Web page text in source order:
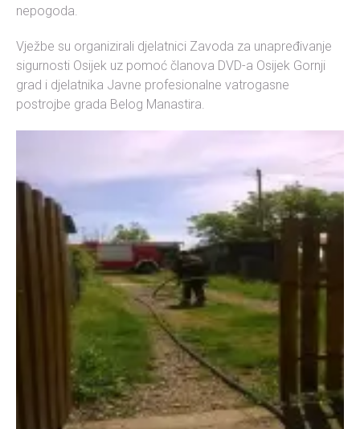
nepogoda.
Vježbe su organizirali djelatnici Zavoda za unapređivanje
sigurnosti Osijek uz pomoć članova DVD-a Osijek Gornji
grad i djelatnika Javne profesionalne vatrogasne
postrojbe grada Belog Manastira.